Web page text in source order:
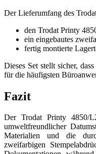
Der Lieferumfang des
den Trodat Printy
ein eingebautes
fertig montierte
Dieses Set stellt sicher,
für die häufigsten
Fazit
Der Trodat Printy 4850/
umweltfreundlicher
Materialien und die
zweifarbigen